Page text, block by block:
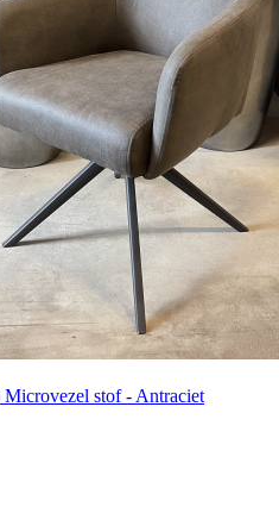
Microvezel stof - Antraciet